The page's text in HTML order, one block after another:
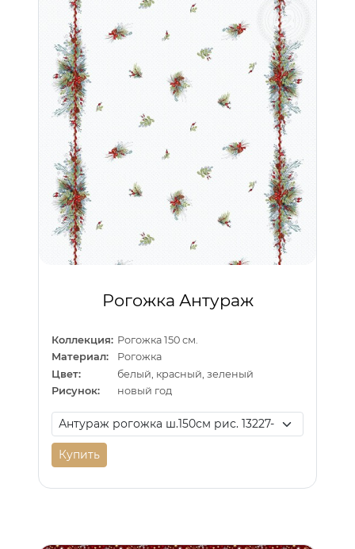
Рогожка Антураж
Коллекция: Рогожка 150 см.
Материал:
Рогожка
Цвет:
белый, красный, зеленый
Рисунок:
новый год
Купить